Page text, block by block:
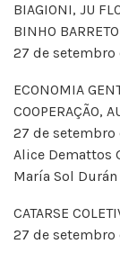
BIAGIONI, JU
BINHO BARRETO
27 de setembro
ECONOMIA
COOPERAÇÃO,
27 de setembro
Alice Demattos
María Sol Durán
CATARSE
27 de setembro